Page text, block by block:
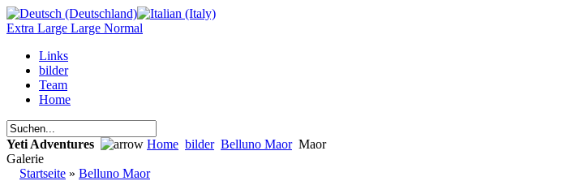
Extra Large Large Normal
Links
bilder
Team
Home
Yeti Adventures Home bilder Belluno Maor Maor
Galerie
Startseite » Belluno Maor